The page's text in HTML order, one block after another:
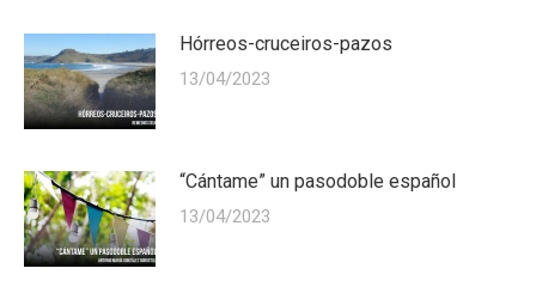
Hórreos-cruceiros-pazos
13/04/2023
“Cántame” un pasodoble español
13/04/2023